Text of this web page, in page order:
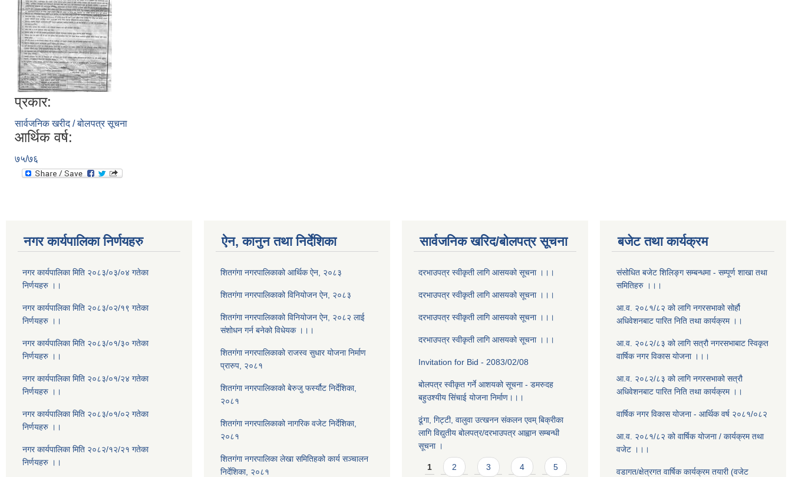
प्रकार:
सार्वजनिक खरीद / बोलपत्र सूचना
आर्थिक वर्ष:
७५/७६
नगर कार्यपालिका निर्णयहरु
नगर कार्यपालिका मिति २०८३/०३/०४ गतेका
निर्णयहरु ।।
नगर कार्यपालिका मिति २०८३/०२/१९ गतेका
निर्णयहरु ।।
नगर कार्यपालिका मिति २०८३/०१/३० गतेका
निर्णयहरु ।।
नगर कार्यपालिका मिति २०८३/०१/२४ गतेका
निर्णयहरु ।।
नगर कार्यपालिका मिति २०८३/०१/०२ गतेका
निर्णयहरु ।।
नगर कार्यपालिका मिति २०८२/१२/२१ गतेका
निर्णयहरु ।।
ऐन, कानुन तथा निर्देशिका
शितगंगा नगरपालिकाको आर्थिक ऐन, २०८३
शितगंगा नगरपालिकाको विनियोजन ऐन, २०८३
शितगंगा नगरपालिकाको विनियोजन ऐन, २०८२ लाई
संशोधन गर्न बनेको विधेयक ।।।
शितगंगा नगरपालिकाको राजस्व सुधार योजना निर्माण
प्रारुप, २०८१
शितगंगा नगरपालिकाको बेरुजु फर्स्यौट निर्देशिका,
२०८१
शितगंगा नगरपालिकाको नागरिक वजेट निर्देशिका,
२०८१
शितगंगा नगरपालिका लेखा समितिहको कार्य सञ्चालन
निर्देशिका, २०८१
सार्वजनिक खरिद/बोलपत्र सूचना
दरभाउपत्र स्वीकृती लागि आसयको सूचना ।।।
दरभाउपत्र स्वीकृती लागि आसयको सूचना ।।।
दरभाउपत्र स्वीकृती लागि आसयको सूचना ।।।
दरभाउपत्र स्वीकृती लागि आसयको सूचना ।।।
Invitation for Bid - 2083/02/08
बोलपत्र स्वीकृत गर्ने आशयको सूचना - डमरुदह
बहुउश्यीय सिंचाई योजना निर्माण।।।
ढूंगा, गिट्टी, वालुवा उत्खनन संकलन एवम् बिक्रीका
लागि विद्युतीय बोलपत्र/दरभाउपत्र आह्वान सम्बन्धी
सूचना ।
Pages
1 2 3 4 5
बजेट तथा कार्यक्रम
संसोधित बजेट शिलिङ्ग सम्बन्धमा - सम्पूर्ण शाखा तथा
समितिहरु ।।।
आ.व. २०८१/८२ को लागि नगरसभाको सोर्हौ
अधिवेशनबाट पारित निति तथा कार्यक्रम ।।
आ.व. २०८२/८३ को लागि सत्रौ नगरसभाबाट स्विकृत
वार्षिक नगर विकास योजना ।।।
आ.व. २०८२/८३ को लागि नगरसभाको सत्रौ
अधिवेशनबाट पारित निति तथा कार्यक्रम ।।
वार्षिक नगर विकास योजना - आर्थिक वर्ष २०८१/०८२
आ.व. २०८१/८२ को वार्षिक योजना / कार्यक्रम तथा
वजेट ।।।
वडागत/क्षेत्रगत वार्षिक कार्यक्रम तयारी (वजेट